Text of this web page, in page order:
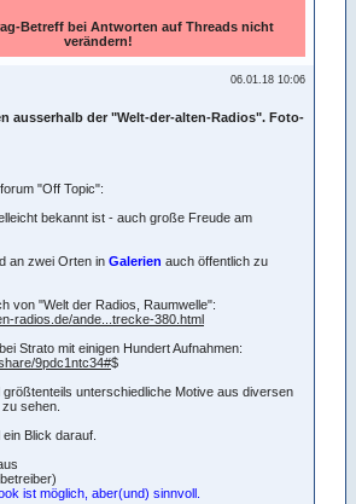
Betreff bei Antworten auf Threads nicht
verändern!
06.01.18 10:06
ausserhalb der "Welt-der-alten-Radios". Foto-
"Off Topic":
bekannt ist - auch große Freude am
an zwei Orten in Galerien auch öffentlich zu
von "Welt der Radios, Raumwelle":
radios.de/ande...trecke-380.html
Strato mit einigen Hundert Aufnahmen:
9pdc1ntc34#$
größtenteils unterschiedliche Motive aus diversen
sehen.
Blick darauf.
ist möglich, aber(und) sinnvoll.